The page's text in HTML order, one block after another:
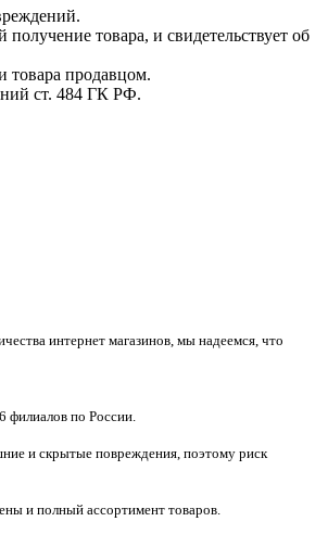
товара, и свидетельствует об
товара продавцом.
ст. 484 ГК РФ.
интернет магазинов, мы надеемся, что
филиалов по России.
и скрытые повреждения, поэтому риск
и полный ассортимент товаров.